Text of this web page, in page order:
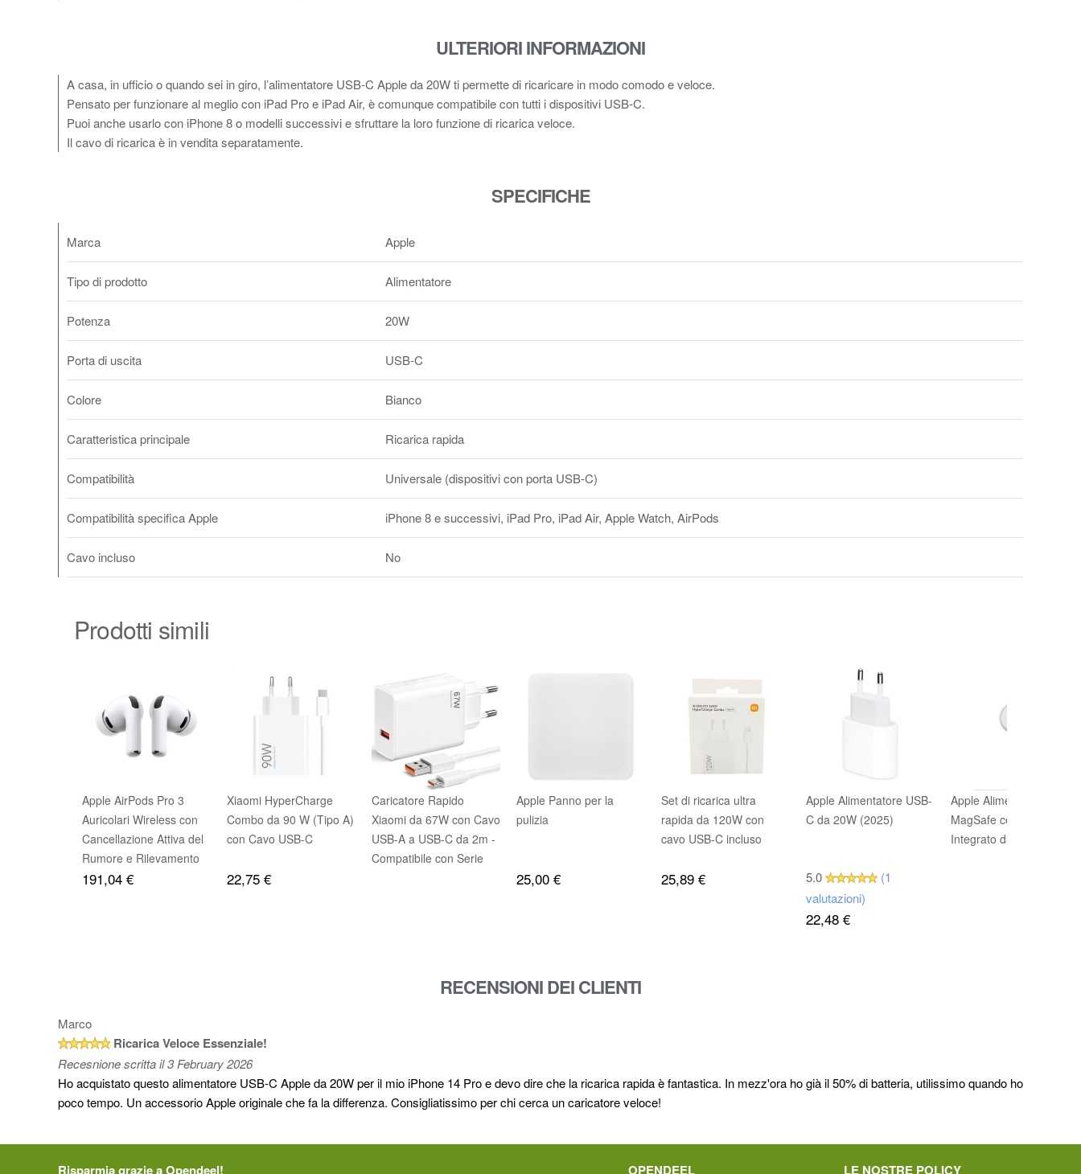
ULTERIORI INFORMAZIONI
A casa, in ufficio o quando sei in giro, l’alimentatore USB‑C Apple da 20W ti permette di ricaricare in modo comodo e veloce.
Pensato per funzionare al meglio con iPad Pro e iPad Air, è comunque compatibile con tutti i dispositivi USB‑C.
Puoi anche usarlo con iPhone 8 o modelli successivi e sfruttare la loro funzione di ricarica veloce.
Il cavo di ricarica è in vendita separatamente.
SPECIFICHE
Marca Apple
Tipo di prodotto Alimentatore
Potenza 20W
Porta di uscita USB-C
Colore Bianco
Caratteristica principale Ricarica rapida
Compatibilità Universale (dispositivi con porta USB-C)
Compatibilità specifica Apple iPhone 8 e successivi, iPad Pro, iPad Air, Apple Watch, AirPods
Cavo incluso No
Prodotti simili
Apple AirPods Pro 3
Auricolari Wireless con
Cancellazione Attiva del
Rumore e Rilevamento
Frequenza Cardiaca
191,04 €
Xiaomi HyperCharge
Combo da 90 W (Tipo A)
con Cavo USB-C
22,75 €
Caricatore Rapido
Xiaomi da 67W con Cavo
USB-A a USB-C da 2m -
Compatibile con Serie
Apple Panno per la
pulizia
25,00 €
Set di ricarica ultra
rapida da 120W con
cavo USB-C incluso
25,89 €
Apple Alimentatore USB-
C da 20W (2025)
5.0
(1
valutazioni)
22,48 €
Apple Alimentatore
MagSafe con Cavo
Integrato da 1 metro
RECENSIONI DEI CLIENTI
Marco
Ricarica Veloce Essenziale!
Recesnione scritta il 3 February 2026
Ho acquistato questo alimentatore USB-C Apple da 20W per il mio iPhone 14 Pro e devo dire che la ricarica rapida è fantastica. In mezz'ora ho già il 50% di batteria, utilissimo quando ho
poco tempo. Un accessorio Apple originale che fa la differenza. Consigliatissimo per chi cerca un caricatore veloce!
Risparmia grazie a Opendeel! OPENDEEL LE NOSTRE POLICY